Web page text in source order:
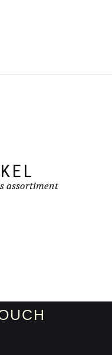
assortiment